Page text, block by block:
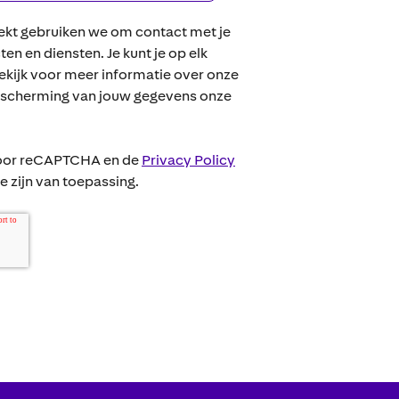
gebruiken we om contact met je
en diensten. Je kunt je op elk
voor meer informatie over onze
van jouw gegevens onze
reCAPTCHA en de Privacy Policy
zijn van toepassing.